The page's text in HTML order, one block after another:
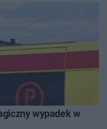
wypadek w